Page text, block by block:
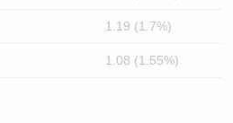
1.19 (1.7%)
1.08 (1.55%)